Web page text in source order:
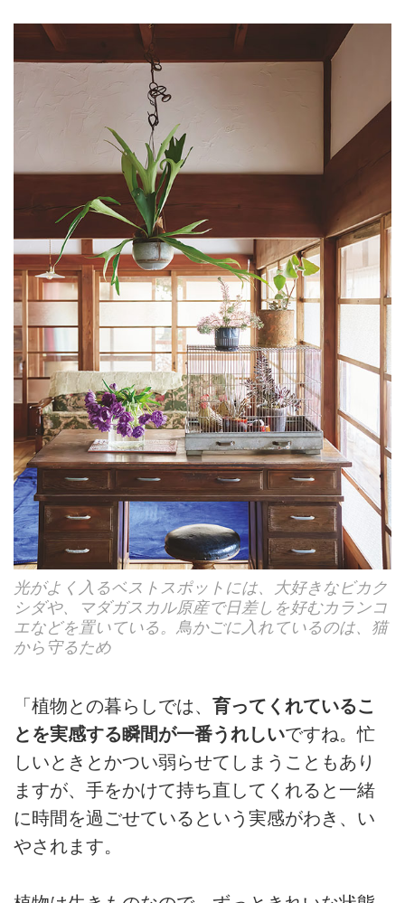
光がよく入るベストスポットには、大好きなビカク
シダや、マダガスカル原産で日差しを好むカランコ
エなどを置いている。鳥かごに入れているのは、猫
から守るため
「植物との暮らしでは、 育ってくれているこ
とを実感する瞬間が一番うれしいですね。忙
しいときとかつい弱らせてしまうこともあり
ますが、手をかけて持ち直してくれると一緒
に時間を過ごせているという実感がわき、い
やされます。